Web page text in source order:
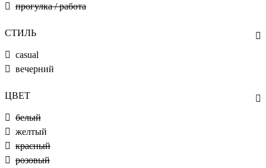
прогулка / работа
СТИЛЬ
casual
вечерний
ЦВЕТ
белый
желтый
красный
розовый